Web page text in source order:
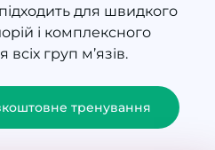
підходить для швидкого
і комплексного
груп м’язів.
тренування